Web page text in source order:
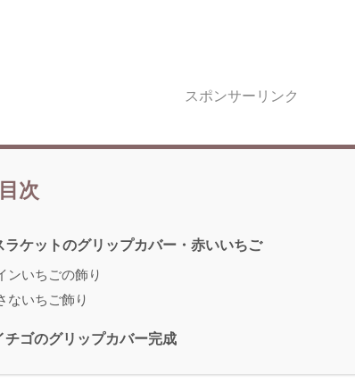
スポンサーリンク
目次
ラケットのグリップカバー・赤いいちご
ンいちごの飾り
ないちご飾り
チゴのグリップカバー完成